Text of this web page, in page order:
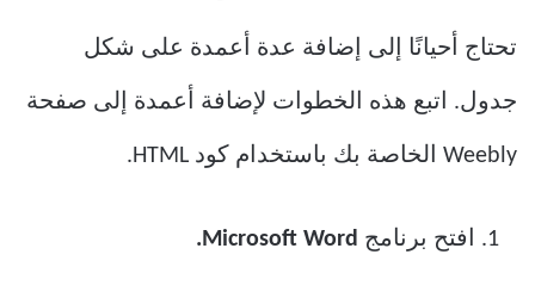
تحتاج أحيانًا إلى إضافة عدة أعمدة على شكل
جدول. اتبع هذه الخطوات لإضافة أعمدة إلى صفحة
Weebly الخاصة بك باستخدام كود HTML.
افتح برنامج Microsoft Word.